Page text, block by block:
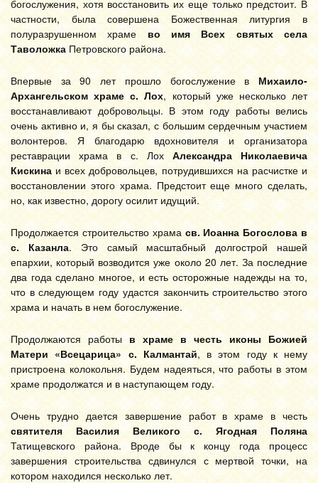
богослужения, хотя восстановить их еще только предстоит. В
частности, была совершена Божественная литургия в
полуразрушенном храме во имя Всех святых
села
ТаволожкаПетровского района.
Впервые за 90 лет прошло богослужение в Михаило-
Архангельском храме с. Лох, который уже несколько лет
восстанавливают добровольцы. В этом году работы велись
очень активно и, я бы сказал, с большим сердечным участием
волонтеров. Я благодарю вдохновителя и организатора
реставрации храма в с. Лох Александра Николаевича
Кискина и всех добровольцев, потрудившихся на расчистке и
восстановлении этого храма. Предстоит еще много сделать,
но, как известно, дорогу осилит идущий.
Продолжается строительство храмасв. Иоанна Богослова в
с. Казанла. Это самый масштабный долгострой нашей
епархии, который возводится уже около 20 лет. За последние
два года сделано многое, и есть осторожные надежды на то,
что в следующем году удастся закончить строительство этого
храма и начать в нем богослужение.
Продолжаются работы в храме в честь иконы Божией
Матери «Всецарица» с. Калмантай, в этом году к нему
пристроена колокольня. Будем надеяться, что работы в этом
храме продолжатся и в наступающем году.
Очень трудно дается завершение работ в храме в честь
святителя Василия Великого с. Ягодная Поляна
Татищевского района. Вроде бы к концу года процесс
завершения строительства сдвинулся с мертвой точки, на
котором находился несколько лет.